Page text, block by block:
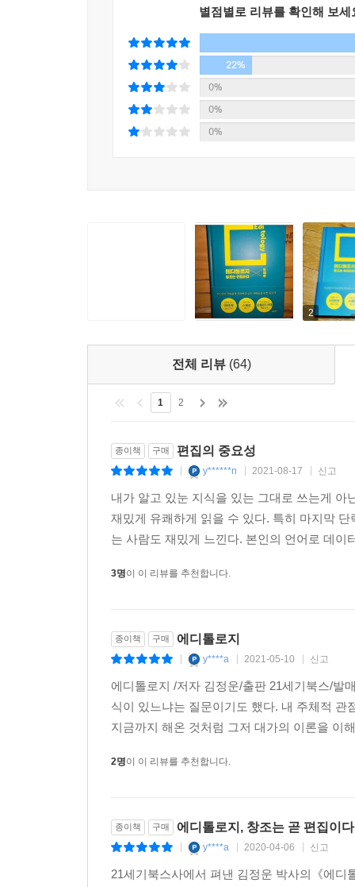
별점별로 리뷰를 확인해 보세
22%
0%
0%
0%
2
전체 리뷰 (64)
1 2
종이책 구매 편집의 중요성
y******n 2021-08-17 신고
내가 알고 있눈 지식을 있는 그대로 쓰는게
재밌게 유쾌하게 읽을 수 있다. 특히 마지막
는 사람도 재밌게 느낀다. 본인의 언어로 데
3명이 이 리뷰를 추천합니다.
종이책 구매 에디톨로지
y****a 2021-05-10 신고
에디톨로지 /저자 김정운/출판 21세기북스/발
식이 있느냐는 질문이기도 했다. 내 주체적
지금까지 해온 것처럼 그저 대가의 이론을 이
2명이 이 리뷰를 추천합니다.
종이책 구매 에디톨로지, 창조는 곧 편집이다
y****a 2020-04-06 신고
21세기북스사에서 펴낸 김정운 박사의《에